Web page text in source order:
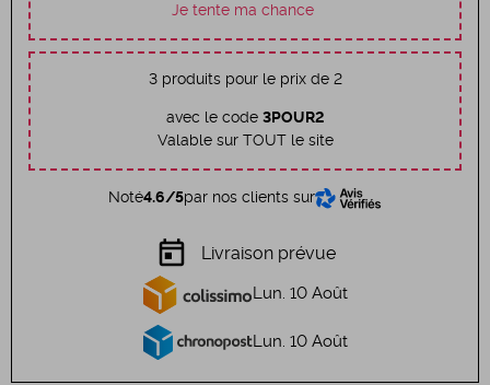
Je tente ma chance
3 produits pour le prix de 2
avec le code 3POUR2
Valable sur TOUT le site
Noté4.6/5par nos clients sur
today Livraison prévue
Lun. 10 Août
Lun. 10 Août